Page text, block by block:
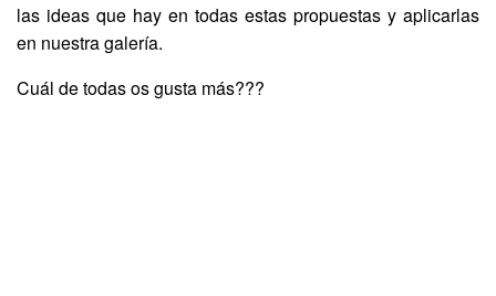
las ideas que hay en todas estas propuestas y aplicarlas
en nuestra galería.
Cuál de todas os gusta más???